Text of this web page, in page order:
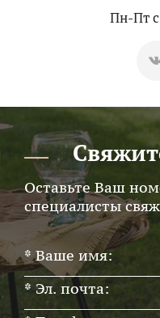
Пн-Пт
Оставьте Ваш
специалисты